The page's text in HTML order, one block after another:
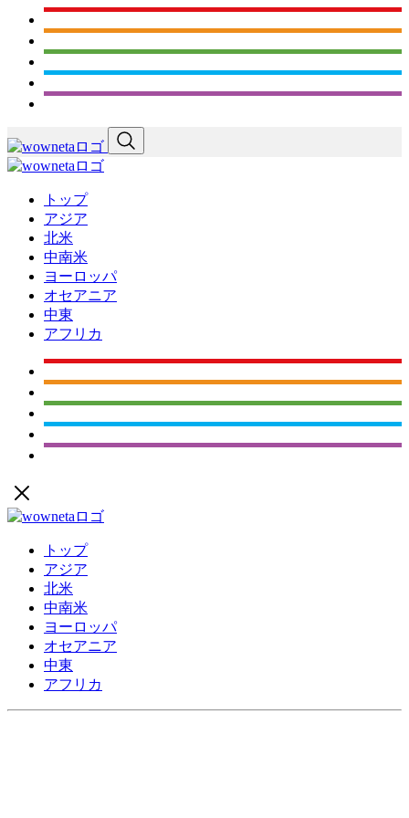
トップ
アジア
北米
中南米
ヨーロッパ
オセアニア
中東
アフリカ
トップ
アジア
北米
中南米
ヨーロッパ
オセアニア
中東
アフリカ